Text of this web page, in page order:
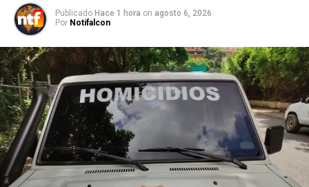
Publicado Hace 1 hora on agosto 6, 2026
Por Notifalcon